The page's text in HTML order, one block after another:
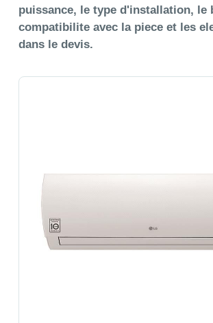
puissance, le type d'installation, le
compatibilite avec la piece et les
dans le devis.